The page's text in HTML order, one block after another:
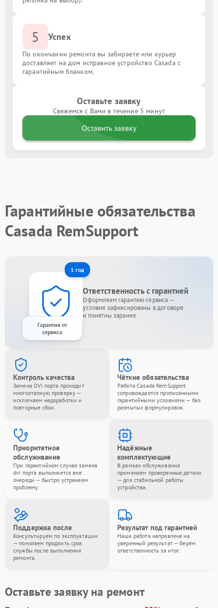
5 Успех
По окончании ремонта вы забираете или курьер
доставляет на дом исправное устройство Casada с
гарантийным бланком.
Оставьте заявку
Свяжемся с Вами в течение 5 минут
Оставить заявку
Гарантийные обязательства
Casada RemSupport
1 год
Гарантия от
сервиса
Ответственность с гарантией
Оформляем гарантию сервиса —
условия зафиксированы в договоре
и понятны заранее.
Контроль качества
Замена DVI порта проходит
многоэтапную проверку —
исключаем недоработки и
повторные сбои.
Чёткие обязательства
Работа Casada RemSupport
сопровождается прописанными
гарантийными условиями — без
размытых формулировок.
Приоритетное
обслуживание
При гарантийном случае замена
dvi порта выполняется вне
очереди — быстро устраняем
проблему.
Надёжные
комплектующие
В рамках обслуживания
применяем проверенные детали
— для стабильной работы
устройства.
Поддержка после
Консультируем по эксплуатации
— помогаем продлить срок
службы после выполнения
ремонта.
Результат под гарантией
Наша работа направлена на
уверенный результат — берём
ответственность за итог.
Оставьте заявку на ремонт